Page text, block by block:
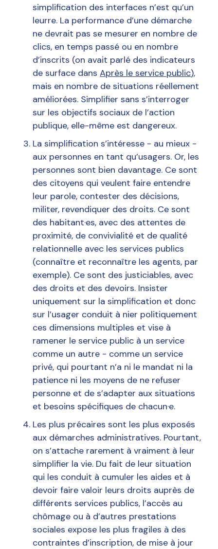
simplification des interfaces n’est qu’un
leurre. La performance d’une démarche
ne devrait pas se mesurer en nombre de
clics, en temps passé ou en nombre
d’inscrits (on avait parlé des indicateurs
de surface dansAprès le service public),
mais en nombre de situations réellement
améliorées. Simplifier sans s’interroger
sur les objectifs sociaux de l’action
publique, elle-même est dangereux.
La simplification s’intéresse - au mieux -
aux personnes en tant qu’usagers. Or, les
personnes sont bien davantage. Ce sont
des citoyens qui veulent faire entendre
leur parole, contester des décisions,
militer, revendiquer des droits. Ce sont
des habitant·es, avec des attentes de
proximité, de convivialité et de qualité
relationnelle avec les services publics
(connaître et reconnaître les agents, par
exemple). Ce sont des justiciables, avec
des droits et des devoirs. Insister
uniquement sur la simplification et donc
sur l’usager conduit à nier politiquement
ces dimensions multiples et vise à
ramener le service public à un service
comme un autre - comme un service
privé, qui pourtant n’a ni le mandat ni la
patience ni les moyens de ne refuser
personne et de s’adapter aux situations
et besoins spécifiques de chacun·e.
Les plus précaires sont les plus exposés
aux démarches administratives. Pourtant,
on s’attache rarement à vraiment à leur
simplifier la vie. Du fait de leur situation
qui les conduit à cumuler les aides et à
devoir faire valoir leurs droits auprès de
différents services publics, l’accès au
chômage ou à d’autres prestations
sociales expose les plus fragiles à des
contraintes d’inscription, de mise à jour